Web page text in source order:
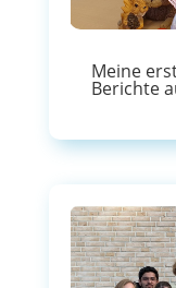
Meine
Berichte